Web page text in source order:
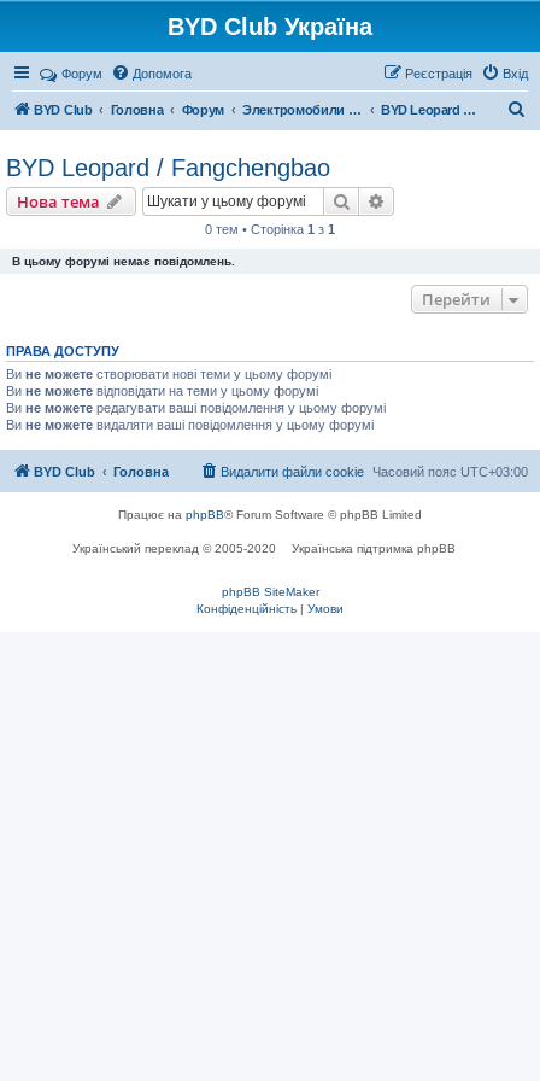
BYD Club Україна
Форум Допомога Вхід
Реєстрація
BYD Club Головна Форум Электромобили BYD BYD Leopard / Fangchengbao
BYD Leopard / Fangchengbao
Нова тема
Нова тема Пошук
0 тем • Сторінка 1 з 1
В цьому форумі немає повідомлень.
Перейти
ПРАВА ДОСТУПУ
Ви не можете створювати нові теми у цьому форумі
Ви не можете відповідати на теми у цьому форумі
Ви не можете редагувати ваші повідомлення у цьому форумі
Ви не можете видаляти ваші повідомлення у цьому форумі
BYD Club Головна Часовий пояс UTC+03:00
Видалити файли cookie
Працює на phpBB® Forum Software © phpBB Limited
Український переклад © 2005-2020 Українська підтримка phpBB
phpBB SiteMaker
Конфіденційність | Умови